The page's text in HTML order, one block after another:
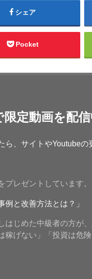
シェア
Pocket
限定動画を配信
ら、サイトやYoutube
レゼントしています。
と改善方法とは？」
はじめた中級者の方が
げない」「投資は危